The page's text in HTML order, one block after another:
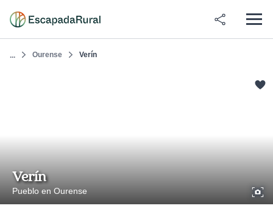
... Ourense Verín
Verín
Pueblo en Ourense